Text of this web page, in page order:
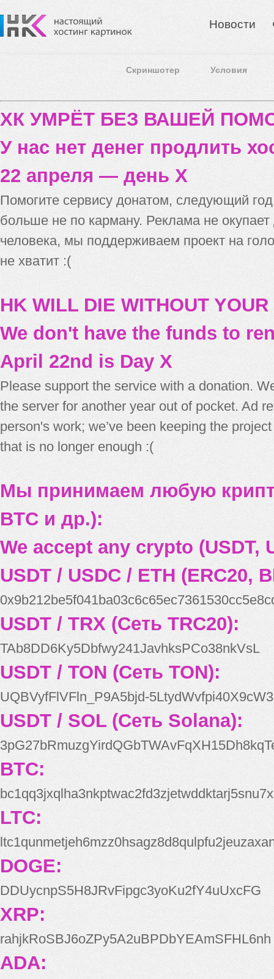
Новости
Скриншотер Условия
ХК УМРЁТ БЕЗ ВАШЕЙ
У нас нет денег продлить
22 апреля — день X
Помогите сервису донатом, следующий
больше не по карману. Реклама не
человека, мы поддерживаем проект на
не хватит :(
HK WILL DIE WITHOUT
We don't have the funds to
April 22nd is Day X
Please support the service with a donation.
the server for another year out of pocket. Ad
person's work; we’ve been keeping the
that is no longer enough :(
Мы принимаем любую
BTC и др.):
We accept any crypto (USDT,
USDT / USDC / ETH (ERC20,
USDT / TRX (Сеть TRC20):
TAb8DD6Ky5Dbfwy241JavhksPCo38nkVsL
USDT / TON (Сеть TON):
UQBVyfFlVFln_P9A5bjd-
USDT / SOL (Сеть Solana):
BTC:
bc1qq3jxqlha3nkptwac2fd3zjetwddktarj5snu7x
LTC:
DOGE:
DDUycnpS5H8JRvFipgc3yoKu2fY4uUxcFG
XRP:
rahjkRoSBJ6oZPy5A2uBPDbYEAmSFHL6nh
ADA: